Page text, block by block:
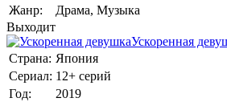
Жанр:
Драма, Музыка
Выходит
Ускоренная
Страна: Япония
Сериал: 12+ серий
Год:
2019